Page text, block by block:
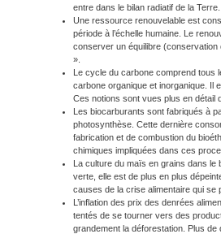
entre dans le bilan radiatif de la
Une ressource renouvelable est
période à l’échelle humaine. Le
conserver un équilibre (conservation
».
Le cycle du carbone comprend tous
carbone organique et inorganique. Il
Ces notions sont vues plus en détail
Les biocarburants sont fabriqués à
photosynthèse. Cette dernière
fabrication et de combustion du
chimiques impliquées dans ces
La culture du maïs en grains dans le
verte, elle est de plus en plus
causes de la crise alimentaire qui se
L’inflation des prix des denrées
tentés de se tourner vers des
grandement la déforestation. Plus